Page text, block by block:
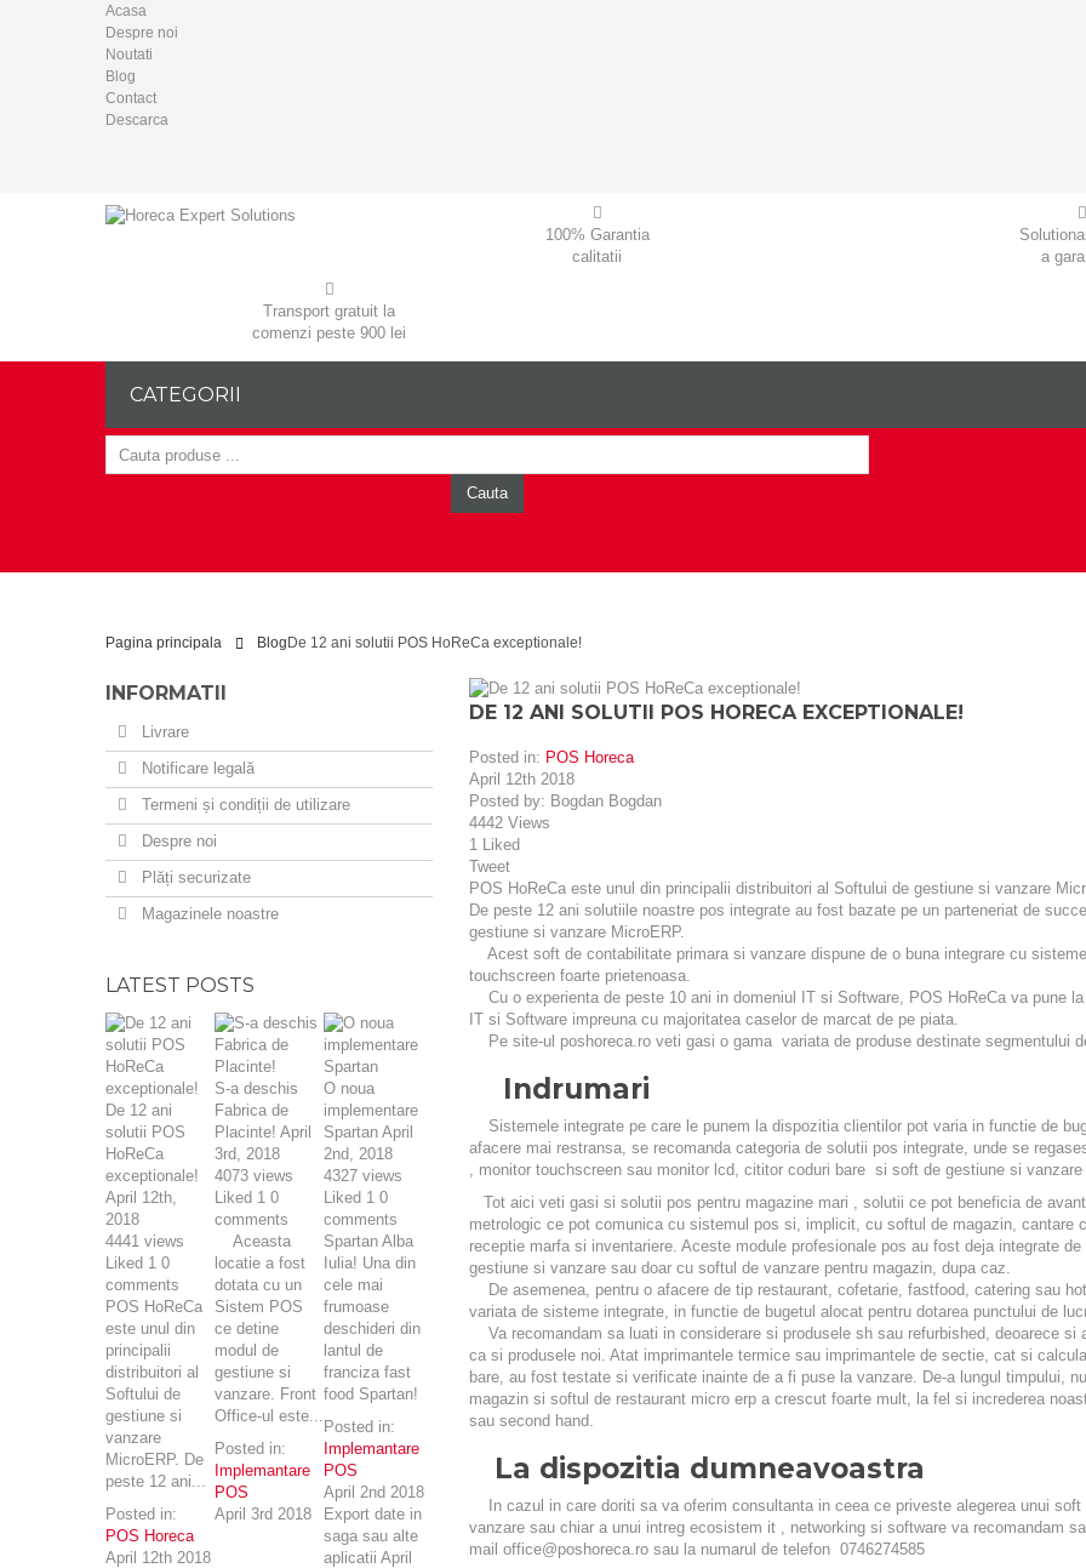
Acasa
Despre noi
Noutati
Blog
Contact
Descarca
100% Garantia
calitatii
a
Transport gratuit la
comenzi peste 900 lei
CATEGORII
Cauta
Pagina principala Blog De 12 ani solutii POS HoReCa exceptionale!
INFORMATII
Livrare
Notificare legală
Termeni și condiții de utilizare
Despre noi
Plăți securizate
Magazinele noastre
LATEST POSTS
De 12 ani
solutii POS
HoReCa
exceptionale!
April 12th,
2018
4441 views
Liked 1 0
comments
POS HoReCa
este unul din
principalii
distribuitori al
Softului de
gestiune si
vanzare
MicroERP. De
peste 12 ani...
Posted in:
POS Horeca
April 12th 2018
S-a deschis
Fabrica de
Placinte! April
3rd, 2018
4073 views
Liked 1 0
comments
Aceasta
locatie a fost
dotata cu un
Sistem POS
ce detine
modul de
gestiune si
vanzare. Front
Office-ul este...
Posted in:
Implemantare
POS
April 3rd 2018
O noua
implementare
Spartan April
2nd, 2018
4327 views
Liked 1 0
comments
Spartan Alba
Iulia! Una din
cele mai
frumoase
deschideri din
lantul de
franciza fast
food Spartan!
Posted in:
Implemantare
POS
April 2nd 2018
Export date in
saga sau alte
aplicatii April
DE 12 ANI SOLUTII POS HORECA EXCEPTIONALE!
Posted in: POS Horeca
April 12th 2018
Posted by: Bogdan Bogdan
4442 Views
1 Liked
Tweet
POS HoReCa este unul din principalii distribuitori al Softului de gestiune si vanzare
De peste 12 ani solutiile noastre pos integrate au fost bazate pe un parteneriat de
gestiune si vanzare MicroERP.
Acest soft de contabilitate primara si vanzare dispune de o buna integrare cu
touchscreen foarte prietenoasa.
Cu o experienta de peste 10 ani in domeniul IT si Software, POS HoReCa va pune
IT si Software impreuna cu majoritatea caselor de marcat de pe piata.
Pe site-ul poshoreca.ro veti gasi o gama variata de produse destinate segmentului
Indrumari
Sistemele integrate pe care le punem la dispozitia clientilor pot varia in functie de
afacere mai restransa, se recomanda categoria de solutii pos integrate, unde se
, monitor touchscreen sau monitor lcd, cititor coduri bare si soft de gestiune si
Tot aici veti gasi si solutii pos pentru magazine mari , solutii ce pot beneficia de
metrologic ce pot comunica cu sistemul pos si, implicit, cu softul de magazin, cantare
receptie marfa si inventariere. Aceste module profesionale pos au fost deja integrate
gestiune si vanzare sau doar cu softul de vanzare pentru magazin, dupa caz.
De asemenea, pentru o afacere de tip restaurant, cofetarie, fastfood, catering sau
variata de sisteme integrate, in functie de bugetul alocat pentru dotarea punctului de
Va recomandam sa luati in considerare si produsele sh sau refurbished, deoarece
ca si produsele noi. Atat imprimantele termice sau imprimantele de sectie, cat si
bare, au fost testate si verificate inainte de a fi puse la vanzare. De-a lungul timpului,
magazin si softul de restaurant micro erp a crescut foarte mult, la fel si increderea
sau second hand.
La dispozitia dumneavoastra
In cazul in care doriti sa va oferim consultanta in ceea ce priveste alegerea unui
vanzare sau chiar a unui intreg ecosistem it , networking si software va recomandam
mail office@poshoreca.ro sau la numarul de telefon 0746274585